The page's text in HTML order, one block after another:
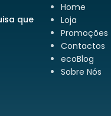
que
Home
Loja
Promoções
Contactos
ecoBlog
Sobre Nós